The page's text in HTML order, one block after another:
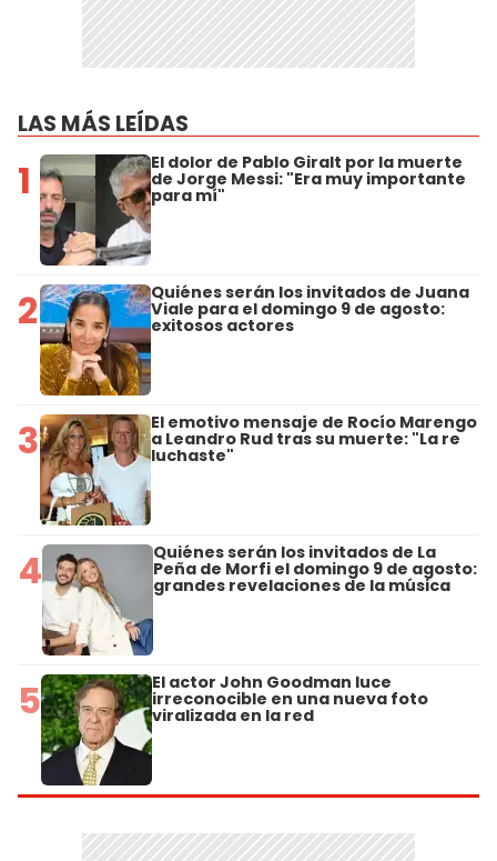
LAS MÁS LEÍDAS
1 El dolor de Pablo Giralt por la muerte
de Jorge Messi: "Era muy importante
para mí"
2 Quiénes serán los invitados de Juana
Viale para el domingo 9 de agosto:
exitosos actores
3 El emotivo mensaje de Rocío Marengo
a Leandro Rud tras su muerte: "La re
luchaste"
4 Quiénes serán los invitados de La
Peña de Morfi el domingo 9 de agosto:
grandes revelaciones de la música
5 El actor John Goodman luce
irreconocible en una nueva foto
viralizada en la red